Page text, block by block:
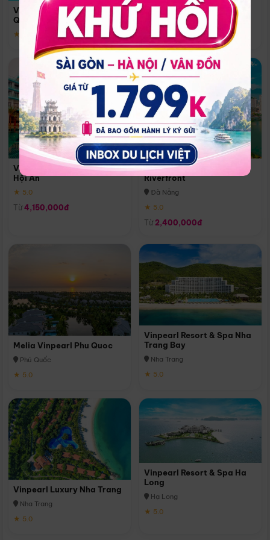
Vinpearl Resort & Spa Phu
Quoc
★ 5.0
Quoc
Phú Quốc
★ 5.0
Vinpearl Resort & Golf Nam
Hội An
★ 5.0
Từ 4,150,000đ
Melia Vinpearl Danang
Riverfront
Đà Nẵng
★ 5.0
Từ 2,400,000đ
Melia Vinpearl Phu Quoc
Phú Quốc
★ 5.0
Vinpearl Resort & Spa Nha
Trang Bay
Nha Trang
★ 5.0
Vinpearl Luxury Nha Trang
Nha Trang
★ 5.0
Vinpearl Resort & Spa Ha
Long
Hạ Long
★ 5.0